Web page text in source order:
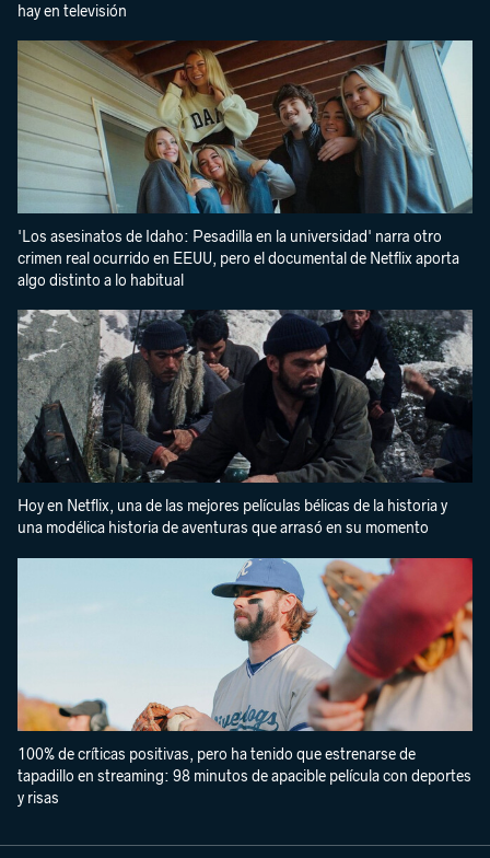
hay en televisión
'Los asesinatos de Idaho: Pesadilla en la universidad' narra otro
crimen real ocurrido en EEUU, pero el documental de Netflix aporta
algo distinto a lo habitual
Hoy en Netflix, una de las mejores películas bélicas de la historia y
una modélica historia de aventuras que arrasó en su momento
100% de críticas positivas, pero ha tenido que estrenarse de
tapadillo en streaming: 98 minutos de apacible película con deportes
y risas